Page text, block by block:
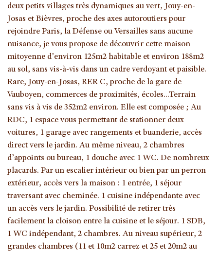
deux petits villages très dynamiques au vert, Jouy-en-
Josas et Bièvres, proche des axes autoroutiers pour
rejoindre Paris, la Défense ou Versailles sans aucune
nuisance, je vous propose de découvrir cette maison
mitoyenne d’environ 125m2 habitable et environ 188m2
au sol, sans vis-à-vis dans un cadre verdoyant et paisible.
Rare, Jouy-en-Josas, RER C, proche de la gare de
Vauboyen, commerces de proximités, écoles...Terrain
sans vis à vis de 352m2 environ. Elle est composée ; Au
RDC, 1 espace vous permettant de stationner deux
voitures, 1 garage avec rangements et buanderie, accès
direct vers le jardin. Au même niveau, 2 chambres
d’appoints ou bureau, 1 douche avec 1 WC. De nombreux
placards. Par un escalier intérieur ou bien par un perron
extérieur, accès vers la maison : 1 entrée, 1 séjour
traversant avec cheminée. 1 cuisine indépendante avec
un accès vers le jardin. Possibilité de retirer très
facilement la cloison entre la cuisine et le séjour. 1 SDB,
1 WC indépendant, 2 chambres. Au niveau supérieur, 2
grandes chambres (11 et 10m2 carrez et 25 et 20m2 au